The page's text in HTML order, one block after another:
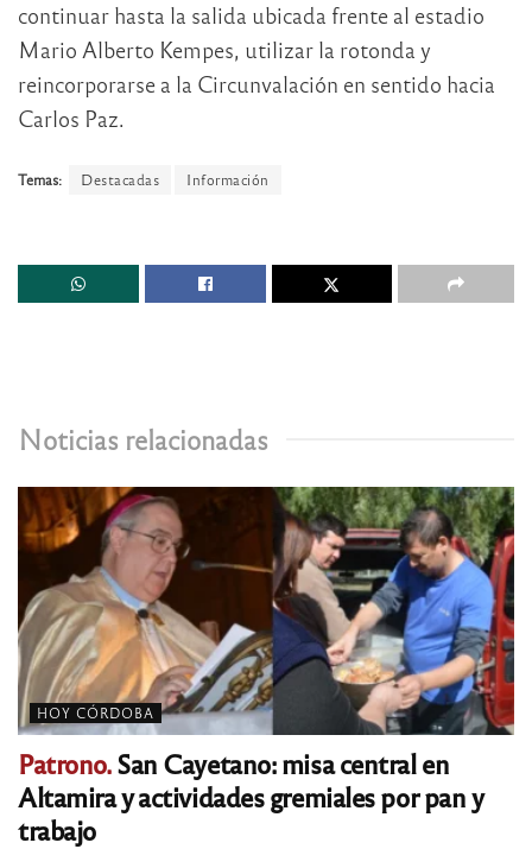
continuar hasta la salida ubicada frente al estadio
Mario Alberto Kempes, utilizar la rotonda y
reincorporarse a la Circunvalación en sentido hacia
Carlos Paz.
Temas: Destacadas Información
Noticias relacionadas
HOY CÓRDOBA
Patrono.San Cayetano: misa central en
Altamira y actividades gremiales por pan y
trabajo